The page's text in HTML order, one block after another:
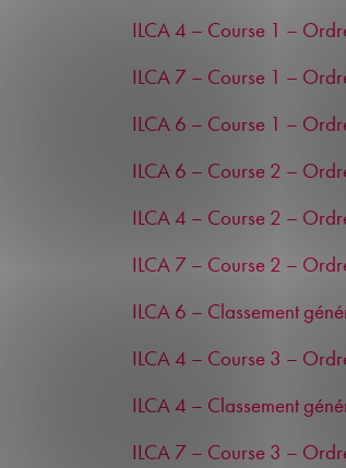
ILCA 4 – Course 1 –
ILCA 7 – Course 1 –
ILCA 6 – Course 1 –
ILCA 6 – Course 2 –
ILCA 4 – Course 2 –
ILCA 7 – Course 2 –
ILCA 6 – Classement
ILCA 4 – Course 3 –
ILCA 4 – Classement
ILCA 7 – Course 3 –